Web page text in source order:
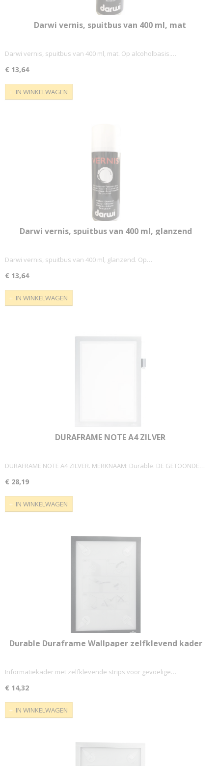
Darwi vernis, spuitbus van 400 ml, mat
Darwi vernis, spuitbus van 400 ml, mat. Op alcoholbasis.…
€ 13,64
IN WINKELWAGEN
Darwi vernis, spuitbus van 400 ml, glanzend
Darwi vernis, spuitbus van 400 ml, glanzend. Op…
€ 13,64
IN WINKELWAGEN
DURAFRAME NOTE A4 ZILVER
DURAFRAME NOTE A4 ZILVER. MERKNAAM: Durable. DE GETOONDE…
€ 28,19
IN WINKELWAGEN
Durable Duraframe Wallpaper zelfklevend kader
Informatiekader met zelfklevende strips voor gevoelige…
€ 14,32
IN WINKELWAGEN